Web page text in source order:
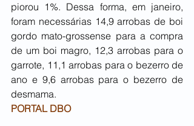
piorou 1%. Dessa forma, em janeiro,
foram necessárias 14,9 arrobas de boi
gordo mato-grossense para a compra
de um boi magro, 12,3 arrobas para o
garrote, 11,1 arrobas para o bezerro de
ano e 9,6 arrobas para o bezerro de
desmama.
PORTAL DBO